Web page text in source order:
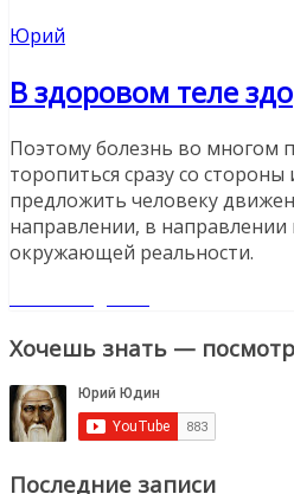
Юрий
В здоровом теле
Поэтому болезнь во многом
торопиться сразу со стороны
предложить человеку
направлении, в
окружающей реальности.
Хочешь знать —
Последние записи